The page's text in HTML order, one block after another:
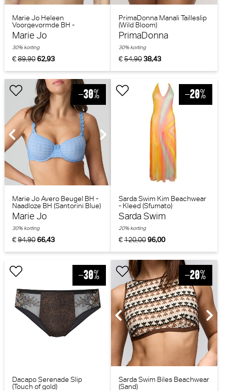
Marie Jo Heleen
Voorgevormde BH -
Balconnet BH (Hollywood
Pink)
Marie Jo
€89,9062,93
30% korting
PrimaDonna Manali Tailleslip
(Wild Bloom)
PrimaDonna
€54,9038,43
30% korting
Marie Jo Avero Beugel BH -
Naadloze BH (Santorini Blue)
Marie Jo
€94,9066,43
30% korting
Sarda Swim Kim Beachwear
- Kleed (Sfumato)
Sarda Swim
€120,0096,00
20% korting
Dacapo Serenade Slip
(Touch of gold)
Sarda Swim Biles Beachwear
(Sand)